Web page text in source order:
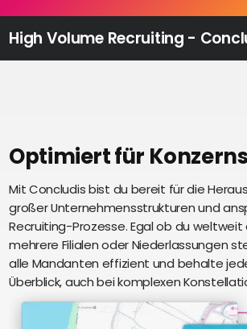
Volume
Lernen
eAkte
und
Intelligenz
High Volume Recruiting -
Optimiert für
Mit Concludis bist du bereit für die
großer Unternehmensstrukturen und
Recruiting-Prozesse. Egal ob du weltweit
mehrere Filialen oder Niederlassungen
alle Mandanten effizient und behalte
Überblick, auch bei komplexen